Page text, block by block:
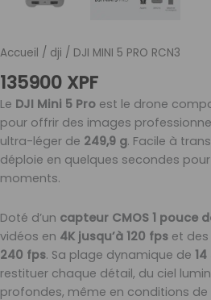
Accueil / dji / DJI MINI 5 PRO RCN3
135900 XPF
Le DJI Mini 5 Pro est le drone
pour offrir des images
ultra-léger de 249,9 g. Facile à
déploie en quelques secondes
moments.
Doté d’un capteur CMOS 1 pouce
vidéos en 4K jusqu’à 120 fps et
240 fps. Sa plage dynamique de
restituer chaque détail, du ciel
profondes, même en conditions de